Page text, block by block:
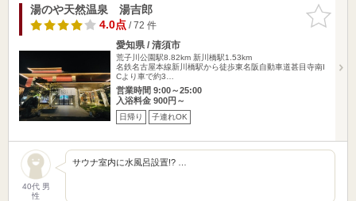
お気に入
りに追加
湯のや天然温泉 湯吉郎
4.0点/ 72 件
愛知県 / 清須市
荒子川公園駅8.82km 新川橋駅1.53km
名鉄名古屋本線新川橋駅から徒歩東名阪自動車道甚目寺南I
Cより車で約3…
営業時間 9:00～25:00
入浴料金 900円～
日帰り 子連れOK
40代 男
性
サウナ室内に水風呂設置!? …